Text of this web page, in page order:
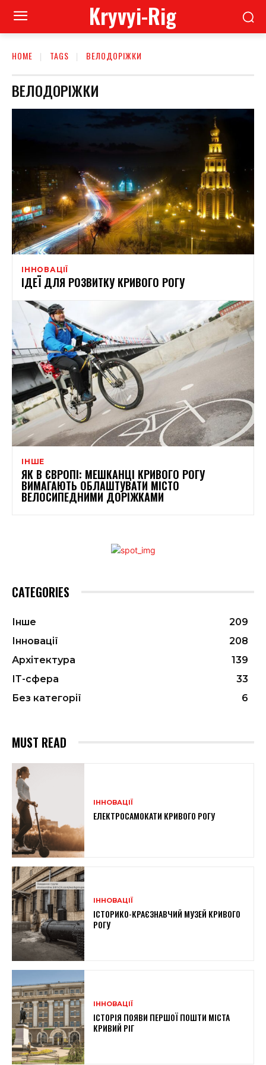
Kryvyi-Rig
HOME TAGS ВЕЛОДОРІЖКИ
ВЕЛОДОРІЖКИ
ІННОВАЦІЇ
ІДЕЇ ДЛЯ РОЗВИТКУ КРИВОГО РОГУ
ІНШЕ
ЯК В ЄВРОПІ: МЕШКАНЦІ КРИВОГО РОГУ
ВИМАГАЮТЬ ОБЛАШТУВАТИ МІСТО
ВЕЛОСИПЕДНИМИ ДОРІЖКАМИ
CATEGORIES
Інше
209
Інновації
208
Архітектура
139
ІТ-сфера
33
Без категорії
6
MUST READ
ІННОВАЦІЇ
ЕЛЕКТРОСАМОКАТИ КРИВОГО РОГУ
ІННОВАЦІЇ
ІСТОРИКО-КРАЄЗНАВЧИЙ МУЗЕЙ КРИВОГО
РОГУ
ІННОВАЦІЇ
ІСТОРІЯ ПОЯВИ ПЕРШОЇ ПОШТИ МІСТА
КРИВИЙ РІГ